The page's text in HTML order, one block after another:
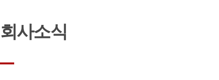
회사소식